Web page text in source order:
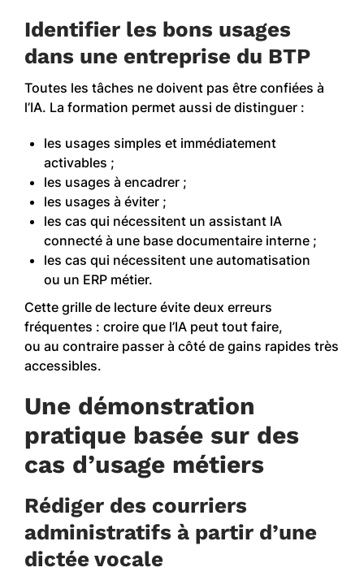
Identifier les bons usages
dans une entreprise du BTP
Toutes les tâches ne doivent pas être confiées à
l’IA. La formation permet aussi de distinguer :
les usages simples et immédiatement
activables ;
les usages à encadrer ;
les usages à éviter ;
les cas qui nécessitent un assistant IA
connecté à une base documentaire interne ;
les cas qui nécessitent une automatisation
ou un ERP métier.
Cette grille de lecture évite deux erreurs
fréquentes : croire que l’IA peut tout faire,
ou au contraire passer à côté de gains rapides très
accessibles.
Une démonstration
pratique basée sur des
cas d’usage métiers
Rédiger des courriers
administratifs à partir d’une
dictée vocale